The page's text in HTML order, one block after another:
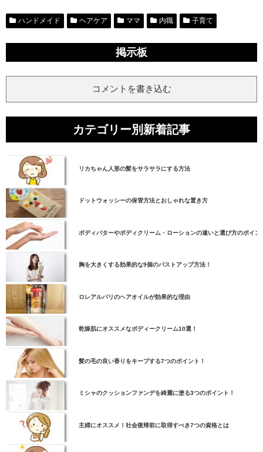
ハンドメイド ヘアケア ママ 内職 子育て
掲示板
コメントを書き込む
カテゴリー別新着記事
リカちゃん人形の髪をサラサラにする方法
ドットウォッシーの保管方法とおしゃれな置き方
ボディバターやボディクリーム・ローションの違いと選び方のポイン
胸を大きくする効果的な9個のバストアップ方法！
ロレアルパリのヘアオイルが効果的な理由
乾燥肌にオススメなボディークリーム10選！
髪の毛の良い香りをキープする7つのポイント！
ミシャのクッションファンデを綺麗に塗る3つのポイント！
主婦にオススメ！社会復帰前に取得すべき7つの資格とは